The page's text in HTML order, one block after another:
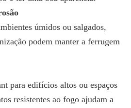
úmidos ou salgados,
podem manter a ferrugem
para edifícios altos ou espaços
resistentes ao fogo ajudam a